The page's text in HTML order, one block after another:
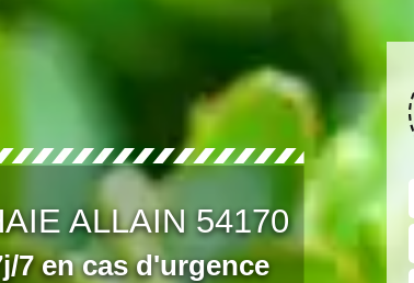
ALLAIN 54170
7 en cas d'urgence